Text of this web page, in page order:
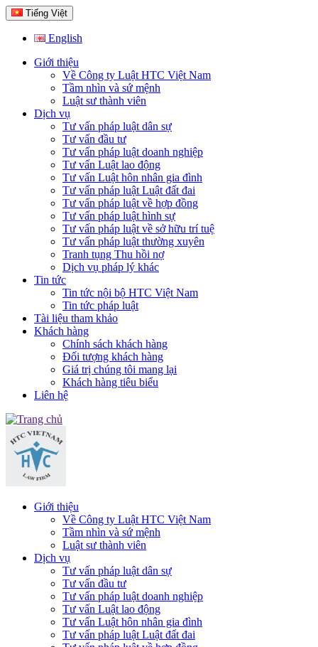
Tiếng Việt
English
Giới thiệu
Về Công ty Luật HTC Việt Nam
Tầm nhìn và sứ mệnh
Luật sư thành viên
Dịch vụ
Tư vấn pháp luật dân sự
Tư vấn đầu tư
Tư vấn pháp luật doanh nghiệp
Tư vấn Luật lao động
Tư vấn Luật hôn nhân gia đình
Tư vấn pháp luật Luật đất đai
Tư vấn pháp luật về hợp đồng
Tư vấn pháp luật hình sự
Tư vấn pháp luật về sở hữu trí tuệ
Tư vấn pháp luật thường xuyên
Tranh tụng Thu hồi nợ
Dịch vụ pháp lý khác
Tin tức
Tin tức nội bộ HTC Việt Nam
Tin tức pháp luật
Tài liệu tham khảo
Khách hàng
Chính sách khách hàng
Đối tượng khách hàng
Giá trị chúng tôi mang lại
Khách hàng tiêu biểu
Liên hệ
Giới thiệu
Về Công ty Luật HTC Việt Nam
Tầm nhìn và sứ mệnh
Luật sư thành viên
Dịch vụ
Tư vấn pháp luật dân sự
Tư vấn đầu tư
Tư vấn pháp luật doanh nghiệp
Tư vấn Luật lao động
Tư vấn Luật hôn nhân gia đình
Tư vấn pháp luật Luật đất đai